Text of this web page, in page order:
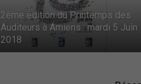
2ème édition du Printemps des
Auditeurs à Amiens : mardi 5 Juin
2018